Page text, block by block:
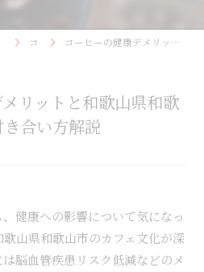
コラム コーヒーの健康デメリットと和歌山県和歌山市での正しい付き合い方解説
リットと和歌山県和歌
き合い方解説
健康への影響について気になっ
山県和歌山市のカフェ文化が深
脳血管疾患リスク低減などのメ